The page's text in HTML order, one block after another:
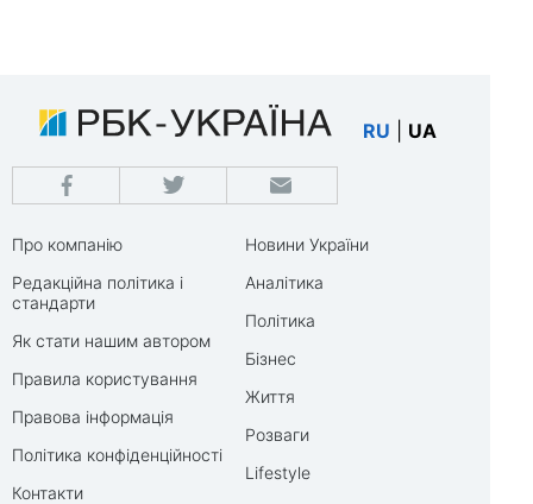
RU UA
Про компанію
Редакційна політика і
стандарти
Як стати нашим автором
Правила користування
Правова інформація
Політика конфіденційності
Контакти
Новини України
Аналітика
Політика
Бізнес
Життя
Розваги
Lifestyle